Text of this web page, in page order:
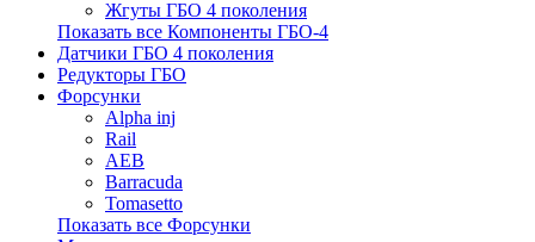
Жгуты ГБО 4 поколения
Показать все Компоненты ГБО-4
Датчики ГБО 4 поколения
Редукторы ГБО
Форсунки
Alpha inj
Rail
AEB
Barracuda
Tomasetto
Показать все Форсунки